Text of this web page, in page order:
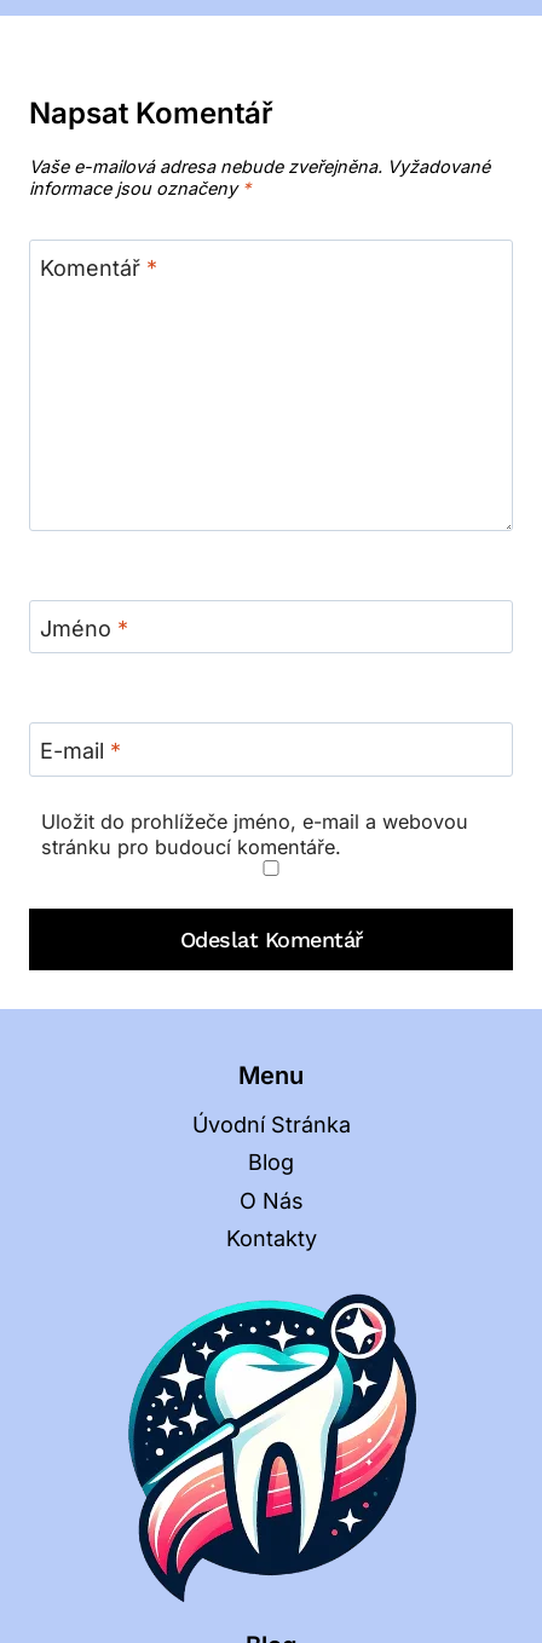
Napsat Komentář
Vaše e-mailová adresa nebude zveřejněna. Vyžadované
informace jsou označeny *
Komentář *
Jméno *
E-mail *
Uložit do prohlížeče jméno, e-mail a webovou
stránku pro budoucí komentáře.
Menu
Úvodní Stránka
Blog
O Nás
Kontakty